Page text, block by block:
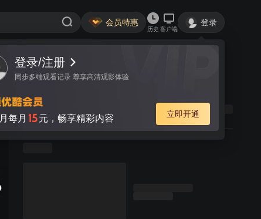
会员特惠
历史 客户端
登录
登录/注册
同步多端观看记录 尊享高清观影体验
月每月 15元，畅享精彩内容 立即开通